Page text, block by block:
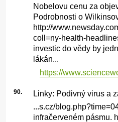
Nobelovu cenu za
Podrobnosti o
http://
coll=ny-health-
investic do vědy by
lákán...
https://
90.
Linky: Podivný virus a
...s.cz/
infračerveném pásmu.